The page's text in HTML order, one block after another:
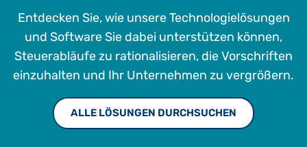
Entdecken Sie, wie unsere Technologielösungen
und Software Sie dabei unterstützen können,
Steuerabläufe zu rationalisieren, die Vorschriften
einzuhalten und Ihr Unternehmen zu vergrößern.
ALLE LÖSUNGEN DURCHSUCHEN